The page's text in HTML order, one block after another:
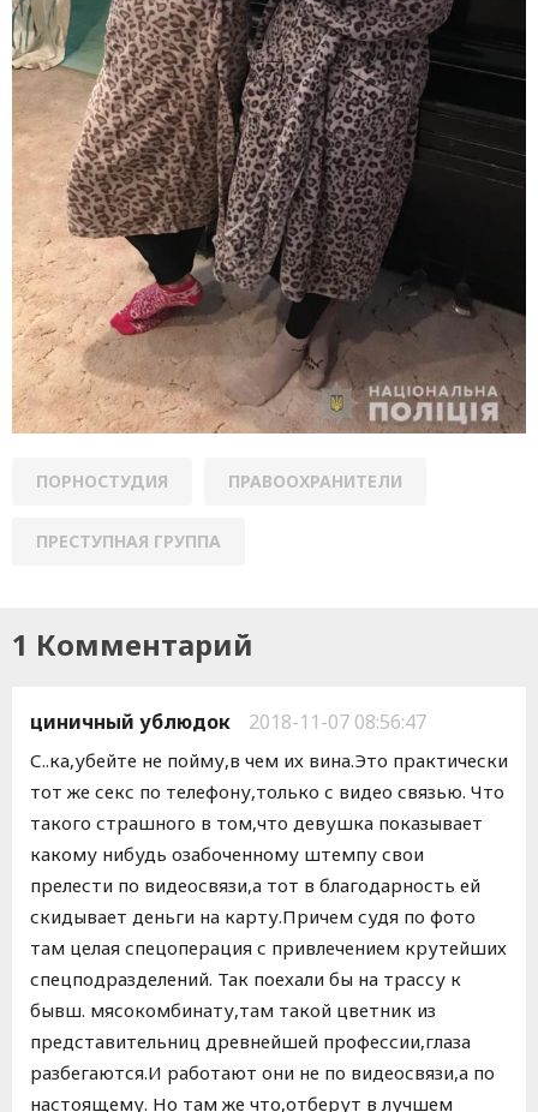
ПОРНОСТУДИЯ ПРАВООХРАНИТЕЛИ
ПРЕСТУПНАЯ ГРУППА
1 Комментарий
циничный ублюдок 2018-11-07 08:56:47
С..ка,убейте не пойму,в чем их вина.Это практически
тот же секс по телефону,только с видео связью. Что
такого страшного в том,что девушка показывает
какому нибудь озабоченному штемпу свои
прелести по видеосвязи,а тот в благодарность ей
скидывает деньги на карту.Причем судя по фото
там целая спецоперация с привлечением крутейших
спецподразделений. Так поехали бы на трассу к
бывш. мясокомбинату,там такой цветник из
представительниц древнейшей профессии,глаза
разбегаются.И работают они не по видеосвязи,а по
настоящему. Но там же что,отберут в лучшем